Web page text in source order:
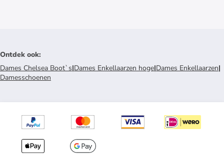
Ontdek ook:
Dames Chelsea Boot`s|Dames Enkellaarzen hoge|Dames Enkellaarzen|
Damesschoenen